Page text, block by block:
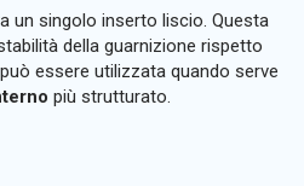
un singolo inserto liscio. Questa
della guarnizione rispetto
essere utilizzata quando serve
più strutturato.